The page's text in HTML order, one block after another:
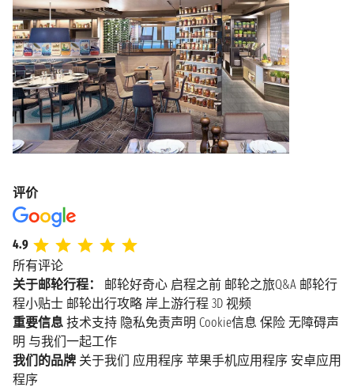
评价
4.9
所有评论
关于邮轮行程：
邮轮好奇心 启程之前 邮轮之旅Q&A 邮轮行
程小贴士 邮轮出行攻略 岸上游行程 3D 视频
重要信息 技术支持 隐私免责声明 Cookie信息 保险 无障碍声
明 与我们一起工作
我们的品牌 关于我们 应用程序 苹果手机应用程序 安卓应用
程序